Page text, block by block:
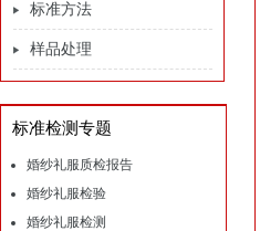
标准方法
样品处理
标准检测专题
婚纱礼服质检报告
婚纱礼服检验
婚纱礼服检测